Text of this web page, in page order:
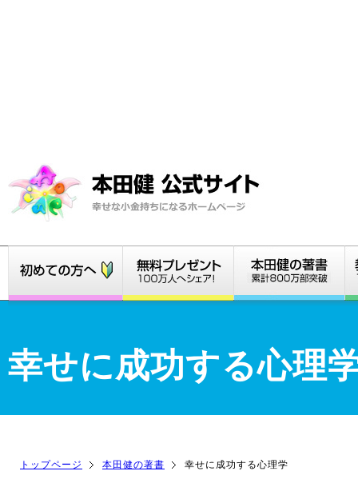
幸せに成功する心理
トップページ 本田健の著書 幸せに成功する心理学